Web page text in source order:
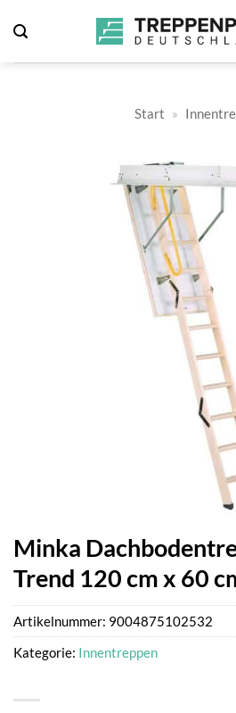
Inhalt
springen
Start »
Minka
Trend 120 cm x 60
Artikelnummer: 9004875102532
Kategorie: Innentreppen